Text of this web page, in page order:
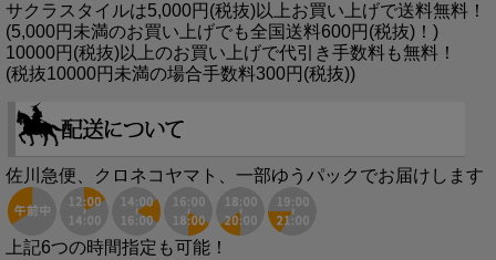
サクラスタイルは5,000円(税抜)以上お買い上げで送料無料！
(5,000円未満のお買い上げでも全国送料600円(税抜)！)
10000円(税抜)以上のお買い上げで代引き手数料も無料！
(税抜10000円未満の場合手数料300円(税抜))
佐川急便、クロネコヤマト、一部ゆうパックでお届けします
上記6つの時間指定も可能！